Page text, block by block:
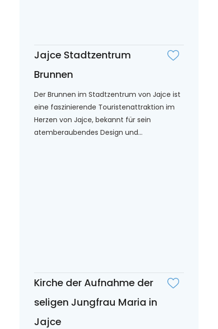
Jajce Stadtzentrum
Brunnen
Der Brunnen im Stadtzentrum von Jajce ist
eine faszinierende Touristenattraktion im
Herzen von Jajce, bekannt für sein
atemberaubendes Design und...
Kirche der Aufnahme der
seligen Jungfrau Maria in
Jajce